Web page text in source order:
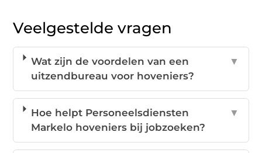
Veelgestelde vragen
Wat zijn de voordelen van een
uitzendbureau voor hoveniers?
▼
Hoe helpt Personeelsdiensten
Markelo hoveniers bij jobzoeken?
▼